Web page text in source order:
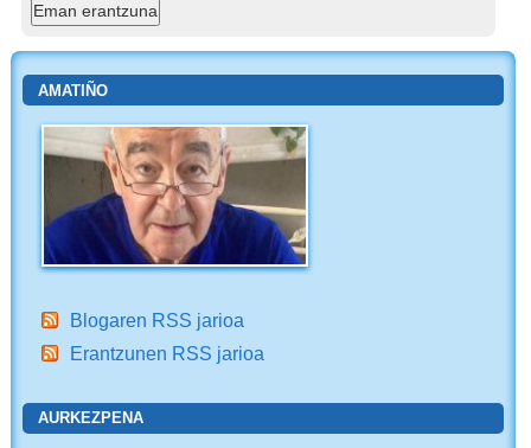
AMATIÑO
Blogaren RSS jarioa
Erantzunen RSS jarioa
AURKEZPENA